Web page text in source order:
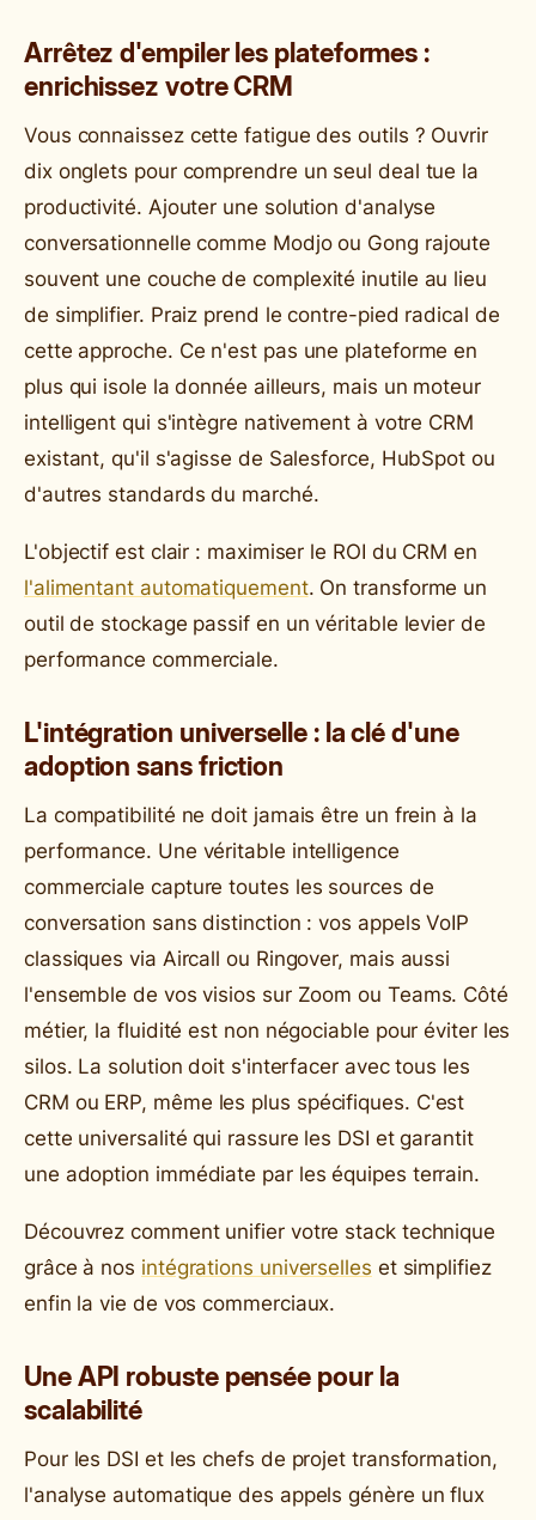
Arrêtez d'empiler les plateformes :
enrichissez votre CRM
Vous connaissez cette fatigue des outils ? Ouvrir
dix onglets pour comprendre un seul deal tue la
productivité. Ajouter une solution d'analyse
conversationnelle comme Modjo ou Gong rajoute
souvent une couche de complexité inutile au lieu
de simplifier. Praiz prend le contre-pied radical de
cette approche. Ce n'est pas une plateforme en
plus qui isole la donnée ailleurs, mais un moteur
intelligent qui s'intègre nativement à votre CRM
existant, qu'il s'agisse de Salesforce, HubSpot ou
d'autres standards du marché.
L'objectif est clair : maximiser le ROI du CRM en
l'alimentant automatiquement. On transforme un
outil de stockage passif en un véritable levier de
performance commerciale.
L'intégration universelle : la clé d'une
adoption sans friction
La compatibilité ne doit jamais être un frein à la
performance. Une véritable intelligence
commerciale capture toutes les sources de
conversation sans distinction : vos appels VoIP
classiques via Aircall ou Ringover, mais aussi
l'ensemble de vos visios sur Zoom ou Teams. Côté
métier, la fluidité est non négociable pour éviter les
silos. La solution doit s'interfacer avec tous les
CRM ou ERP, même les plus spécifiques. C'est
cette universalité qui rassure les DSI et garantit
une adoption immédiate par les équipes terrain.
Découvrez comment unifier votre stack technique
grâce à nos intégrations universelles et simplifiez
enfin la vie de vos commerciaux.
Une API robuste pensée pour la
scalabilité
Pour les DSI et les chefs de projet transformation,
l'analyse automatique des appels génère un flux